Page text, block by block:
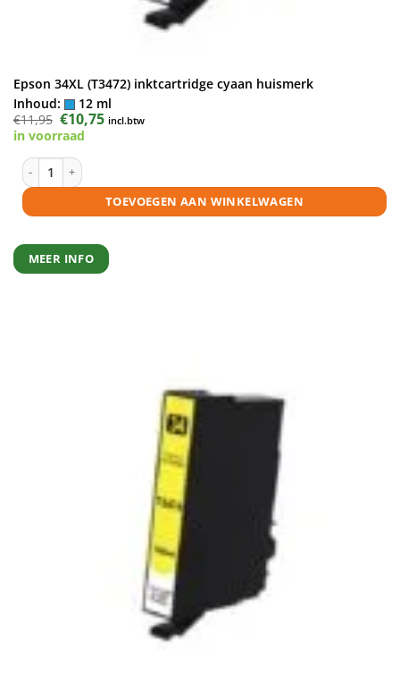
Epson 34XL (T3472) inktcartridge cyaan huismerk
Inhoud:
12 ml
€11,95 Oorspronkelijke
prijs
was:
€10,75Huidige
prijs
incl.btw
in voorraad
Epson 34XL (T3472) inktcartridge cyaan huismerk aantal
TOEVOEGEN AAN WINKELWAGEN
MEER INFO